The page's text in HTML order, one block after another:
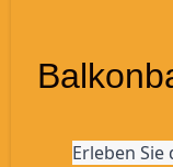
Erleben